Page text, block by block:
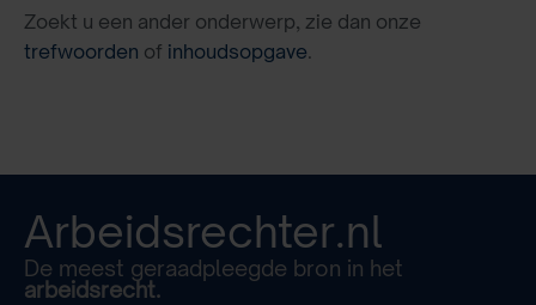
Zoekt u een ander onderwerp, zie dan onze
trefwoorden of inhoudsopgave.
Arbeidsrechter.nl
De meest geraadpleegde bron in het
arbeidsrecht.